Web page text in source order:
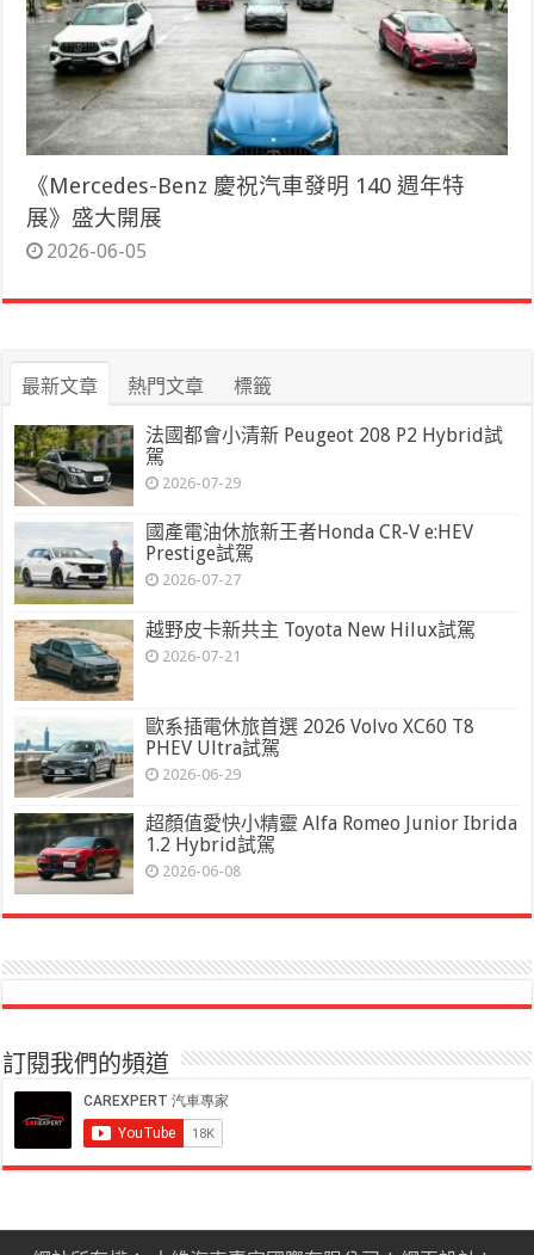
《Mercedes-Benz 慶祝汽車發明 140 週年特
展》盛大開展
2026-06-05
最新文章 熱門文章 標籤
法國都會小清新 Peugeot 208 P2 Hybrid試
駕
2026-07-29
國產電油休旅新王者Honda CR-V e:HEV
Prestige試駕
2026-07-27
越野皮卡新共主 Toyota New Hilux試駕
2026-07-21
歐系插電休旅首選 2026 Volvo XC60 T8
PHEV Ultra試駕
2026-06-29
超顏值愛快小精靈 Alfa Romeo Junior Ibrida
1.2 Hybrid試駕
2026-06-08
訂閱我們的頻道